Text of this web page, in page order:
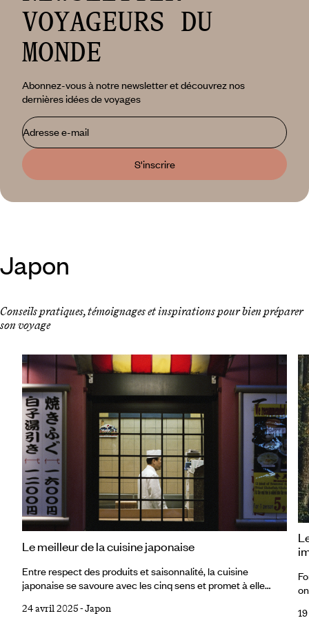
Croatie.VOYAGEURS DU
MONDE
Abonnez-vous à notre newsletter et découvrez nos
dernières idées de voyages
Adresse e-mail
S'inscrire
Japon
Conseils pratiques, témoignages et inspirations pour bien préparer
son voyage
Le meilleur de la cuisine japonaise
Entre respect des produits et saisonnalité, la cuisine
japonaise se savoure avec les cinq sens et promet à elle
japonaise, est inscrit sur la liste du patrimoine culturel
24 avril 2025-Japon